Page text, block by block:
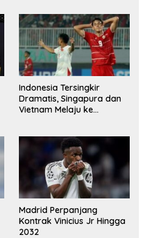
Indonesia Tersingkir
Dramatis, Singapura dan
Vietnam Melaju ke
Madrid Perpanjang
Kontrak Vinicius Jr Hingga
2032